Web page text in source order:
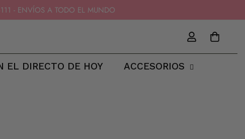
- ENVÍOS A TODO EL MUNDO
EL DIRECTO DE HOY ACCESORIOS